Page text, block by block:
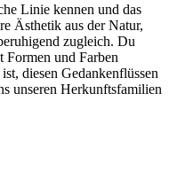
Linie kennen und das
Ästhetik aus der Natur,
zugleich. Du
und Farben
diesen Gedankenflüssen
unseren Herkunftsfamilien